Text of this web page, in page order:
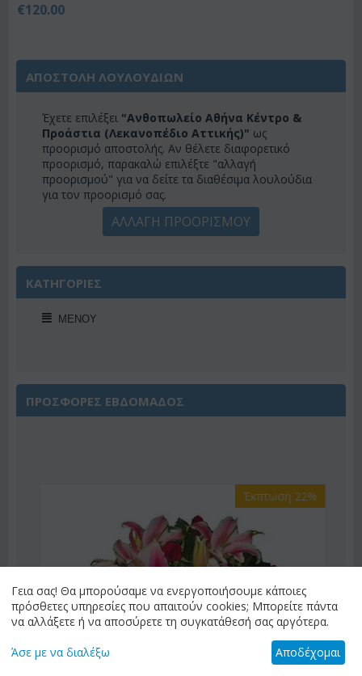
€120.00
ΑΠΟΣΤΟΛΗ ΛΟΥΛΟΥΔΙΩΝ
Έχετε επιλέξει "Ανθοπωλείο Αθήνα Κέντρο &
Προάστια (Λεκανοπέδιο Αττικής)" ως
προορισμό αποστολής. Αν θέλετε διαφορετικό
προορισμό, παρακαλώ επιλέξτε "αλλαγή
προορισμού" για να δείτε τα διαθέσιμα λουλούδια
για τον προορισμό σας.
ΑΛΛΑΓΗ ΠΡΟΟΡΙΣΜΟΥ
ΚΑΤΗΓΟΡΙΕΣ
ΜΕΝΟΎ
ΠΡΟΣΦΟΡΕΣ ΕΒΔΟΜΑΔΟΣ
Γεια σας! Θα μπορούσαμε να ενεργοποιήσουμε κάποιες
πρόσθετες υπηρεσίες που απαιτούν cookies; Μπορείτε πάντα
να αλλάξετε ή να αποσύρετε τη συγκατάθεσή σας αργότερα.
Άσε με να διαλέξω Αποδέχομαι